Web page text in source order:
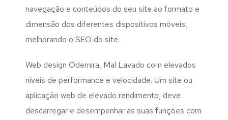
navegação e conteúdos do seu site ao formato e
dimensão dos diferentes dispositivos móveis,
melhorando o SEO do site.
Web design Odemira, Mal Lavado com elevados
níveis de performance e velocidade. Um site ou
aplicação web de elevado rendimento, deve
descarregar e desempenhar as suas funções com